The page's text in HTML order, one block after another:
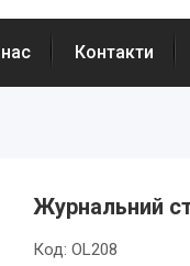
Контакти
Журнальний
Код: OL208